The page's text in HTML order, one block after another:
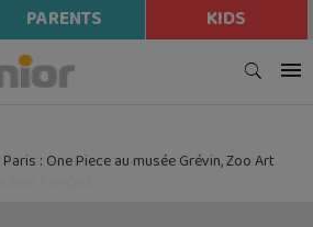
PARENTS KIDS
: One Piece au musée Grévin, Zoo Art